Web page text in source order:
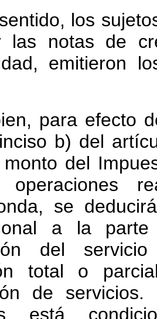
los
las notas de
emitieron
para efecto
b) del
del
se
a la
del
total o
de
está